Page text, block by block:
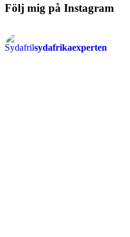
Följ mig på Instagram
sydafrikaexperten